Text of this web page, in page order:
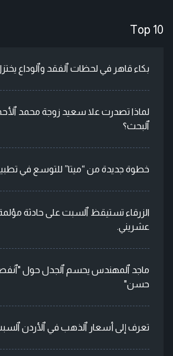
Top 10
بكاء قاهر في لحظات ٱلفقد وٱلوداع
لماذا تصدرت علا سعيد زوجة محمد
ٱلبحث؟
خطوة جديدة من “ميتا” للتوسع في
الزرقاء تستيقظ ٱلسبت على حادثة
عشريني.
ماجد ٱلمهندس يحسم ٱلجدل حول
حسن"
تعرف إلى أسعار ٱلذهب في ٱلأردن